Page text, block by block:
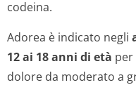
codeina.
Adorea è indicato negli
12 ai 18 anni di età
dolore da moderato a